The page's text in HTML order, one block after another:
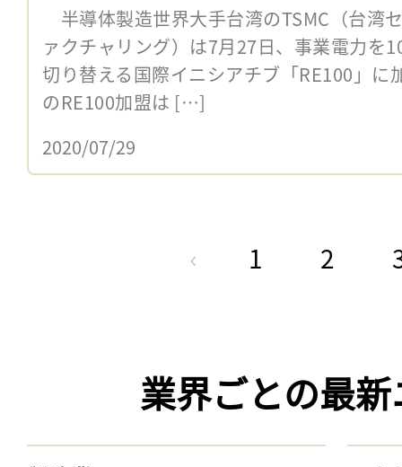
半導体製造世界大手台湾のTSMC（台湾
ァクチャリング）は7月27日、事業電力を
切り替える国際イニシアチブ「RE100」に
のRE100加盟は […]
2020/07/29
1 2
業界ごとの最